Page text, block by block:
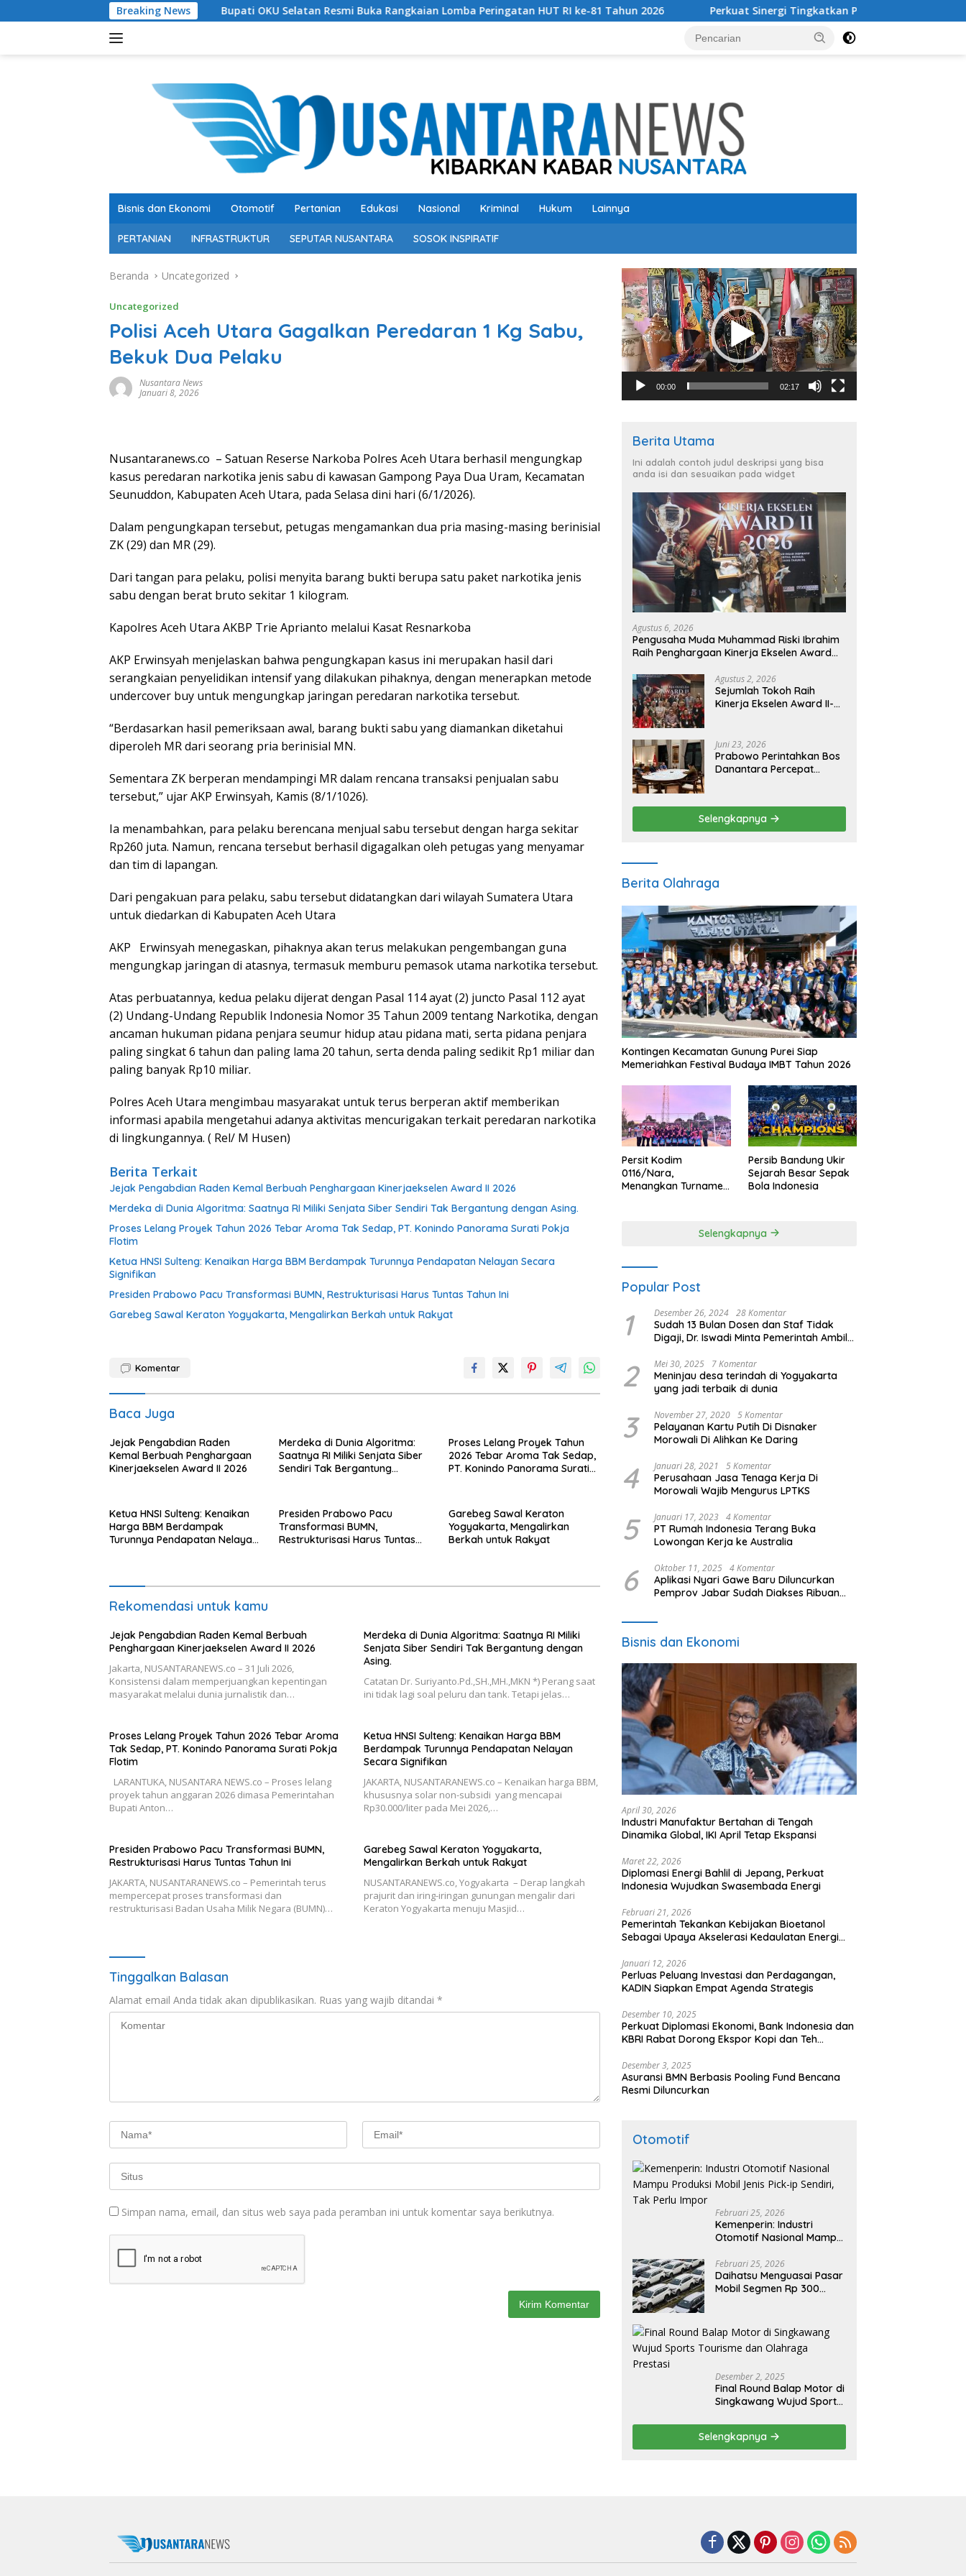
ke
Breaking News
Bupati OKU Selatan Resmi Buka Rangkaian Lomba Peringatan HUT RI ke-81 Tahun 2026 Perkuat Sinergi Tingkatkan Pendapatan Daerah, Bupati Terima
Bisnis dan Ekonomi Otomotif Pertanian Edukasi Nasional Kriminal Hukum Lainnya
PERTANIAN INFRASTRUKTUR SEPUTAR NUSANTARA SOSOK INSPIRATIF
Beranda Uncategorized
Uncategorized
Polisi Aceh Utara Gagalkan Peredaran 1 Kg Sabu,
Bekuk Dua Pelaku
Nusantara News
Januari 8, 2026
Nusantaranews.co – Satuan Reserse Narkoba Polres Aceh Utara berhasil mengungkap
kasus peredaran narkotika jenis sabu di kawasan Gampong Paya Dua Uram, Kecamatan
Seunuddon, Kabupaten Aceh Utara, pada Selasa dini hari (6/1/2026).
Dalam pengungkapan tersebut, petugas mengamankan dua pria masing-masing berinisial
ZK (29) dan MR (29).
Dari tangan para pelaku, polisi menyita barang bukti berupa satu paket narkotika jenis
sabu dengan berat bruto sekitar 1 kilogram.
Kapolres Aceh Utara AKBP Trie Aprianto melalui Kasat Resnarkoba
AKP Erwinsyah menjelaskan bahwa pengungkapan kasus ini merupakan hasil dari
serangkaian penyelidikan intensif yang dilakukan pihaknya, dengan menerapkan metode
undercover buy untuk mengungkap jaringan peredaran narkotika tersebut.
“Berdasarkan hasil pemeriksaan awal, barang bukti sabu yang diamankan diketahui
diperoleh MR dari seorang pria berinisial MN.
Sementara ZK berperan mendampingi MR dalam rencana transaksi penjualan sabu
tersebut,” ujar AKP Erwinsyah, Kamis (8/1/1026).
Ia menambahkan, para pelaku berencana menjual sabu tersebut dengan harga sekitar
Rp260 juta. Namun, rencana tersebut berhasil digagalkan oleh petugas yang menyamar
dan tim di lapangan.
Dari pengakuan para pelaku, sabu tersebut didatangkan dari wilayah Sumatera Utara
untuk diedarkan di Kabupaten Aceh Utara
AKP Erwinsyah menegaskan, pihaknya akan terus melakukan pengembangan guna
mengungkap jaringan di atasnya, termasuk memburu pemasok utama narkotika tersebut.
Atas perbuatannya, kedua pelaku dijerat dengan Pasal 114 ayat (2) juncto Pasal 112 ayat
(2) Undang-Undang Republik Indonesia Nomor 35 Tahun 2009 tentang Narkotika, dengan
ancaman hukuman pidana penjara seumur hidup atau pidana mati, serta pidana penjara
paling singkat 6 tahun dan paling lama 20 tahun, serta denda paling sedikit Rp1 miliar dan
paling banyak Rp10 miliar.
Polres Aceh Utara mengimbau masyarakat untuk terus berperan aktif memberikan
informasi apabila mengetahui adanya aktivitas mencurigakan terkait peredaran narkotika
di lingkungannya. ( Rel/ M Husen)
Berita Terkait
Jejak Pengabdian Raden Kemal Berbuah Penghargaan Kinerjaekselen Award II 2026
Merdeka di Dunia Algoritma: Saatnya RI Miliki Senjata Siber Sendiri Tak Bergantung dengan Asing.
Proses Lelang Proyek Tahun 2026 Tebar Aroma Tak Sedap, PT. Konindo Panorama Surati Pokja
Flotim
Ketua HNSI Sulteng: Kenaikan Harga BBM Berdampak Turunnya Pendapatan Nelayan Secara
Signifikan
Presiden Prabowo Pacu Transformasi BUMN, Restrukturisasi Harus Tuntas Tahun Ini
Garebeg Sawal Keraton Yogyakarta, Mengalirkan Berkah untuk Rakyat
Komentar
Baca Juga
Jejak Pengabdian Raden
Kemal Berbuah Penghargaan
Kinerjaekselen Award II 2026
Merdeka di Dunia Algoritma:
Saatnya RI Miliki Senjata Siber
Sendiri Tak Bergantung
Proses Lelang Proyek Tahun
2026 Tebar Aroma Tak Sedap,
PT. Konindo Panorama Surati
Ketua HNSI Sulteng: Kenaikan
Harga BBM Berdampak
Turunnya Pendapatan Nelayan
Presiden Prabowo Pacu
Transformasi BUMN,
Restrukturisasi Harus Tuntas
Garebeg Sawal Keraton
Yogyakarta, Mengalirkan
Berkah untuk Rakyat
Rekomendasi untuk kamu
Jejak Pengabdian Raden Kemal Berbuah
Penghargaan Kinerjaekselen Award II 2026
Jakarta, NUSANTARANEWS.co – 31 Juli 2026,
Konsistensi dalam memperjuangkan kepentingan
masyarakat melalui dunia jurnalistik dan…
Merdeka di Dunia Algoritma: Saatnya RI Miliki
Senjata Siber Sendiri Tak Bergantung dengan
Asing.
Catatan Dr. Suriyanto.Pd.,SH.,MH.,MKN *) Perang saat
ini tidak lagi soal peluru dan tank. Tetapi jelas…
Proses Lelang Proyek Tahun 2026 Tebar Aroma
Tak Sedap, PT. Konindo Panorama Surati Pokja
Flotim
LARANTUKA, NUSANTARA NEWS.co – Proses lelang
proyek tahun anggaran 2026 dimasa Pemerintahan
Bupati Anton…
Ketua HNSI Sulteng: Kenaikan Harga BBM
Berdampak Turunnya Pendapatan Nelayan
Secara Signifikan
JAKARTA, NUSANTARANEWS.co – Kenaikan harga BBM,
khususnya solar non-subsidi yang mencapai
Rp30.000/liter pada Mei 2026,…
Presiden Prabowo Pacu Transformasi BUMN,
Restrukturisasi Harus Tuntas Tahun Ini
JAKARTA, NUSANTARANEWS.co – Pemerintah terus
mempercepat proses transformasi dan
restrukturisasi Badan Usaha Milik Negara (BUMN)…
Garebeg Sawal Keraton Yogyakarta,
Mengalirkan Berkah untuk Rakyat
NUSANTARANEWS.co, Yogyakarta – Derap langkah
prajurit dan iring-iringan gunungan mengalir dari
Keraton Yogyakarta menuju Masjid…
Tinggalkan Balasan
Alamat email Anda tidak akan dipublikasikan. Ruas yang wajib ditandai *
Simpan nama, email, dan situs web saya pada peramban ini untuk komentar saya berikutnya.
Pemutar
Video
00:00 02:17
Berita Utama
Ini adalah contoh judul deskripsi yang bisa
anda isi dan sesuaikan pada widget
Agustus 6, 2026
Pengusaha Muda Muhammad Riski Ibrahim
Raih Penghargaan Kinerja Ekselen Award
Agustus 2, 2026
Sejumlah Tokoh Raih
Kinerja Ekselen Award II-
Juni 23, 2026
Prabowo Perintahkan Bos
Danantara Percepat
Ekonomi Baru
Selengkapnya
Berita Olahraga
Kontingen Kecamatan Gunung Purei Siap
Memeriahkan Festival Budaya IMBT Tahun 2026
Persit Kodim
0116/Nara,
Menangkan Turnamen
Persib Bandung Ukir
Sejarah Besar Sepak
Bola Indonesia
Selengkapnya
Popular Post
1 Desember 26, 2024 28 Komentar
Sudah 13 Bulan Dosen dan Staf Tidak
Digaji, Dr. Iswadi Minta Pemerintah Ambil
2 Mei 30, 2025 7 Komentar
Meninjau desa terindah di Yogyakarta
yang jadi terbaik di dunia
3 November 27, 2020 5 Komentar
Pelayanan Kartu Putih Di Disnaker
Morowali Di Alihkan Ke Daring
4 Januari 28, 2021 5 Komentar
Perusahaan Jasa Tenaga Kerja Di
Morowali Wajib Mengurus LPTKS
5 Januari 17, 2023 4 Komentar
PT Rumah Indonesia Terang Buka
Lowongan Kerja ke Australia
6 Oktober 11, 2025 4 Komentar
Aplikasi Nyari Gawe Baru Diluncurkan
Pemprov Jabar Sudah Diakses Ribuan
Bisnis dan Ekonomi
April 30, 2026
Industri Manufaktur Bertahan di Tengah
Dinamika Global, IKI April Tetap Ekspansi
Maret 22, 2026
Diplomasi Energi Bahlil di Jepang, Perkuat
Indonesia Wujudkan Swasembada Energi
Februari 21, 2026
Pemerintah Tekankan Kebijakan Bioetanol
Sebagai Upaya Akselerasi Kedaulatan Energi
Januari 12, 2026
Perluas Peluang Investasi dan Perdagangan,
KADIN Siapkan Empat Agenda Strategis
Desember 10, 2025
Perkuat Diplomasi Ekonomi, Bank Indonesia dan
KBRI Rabat Dorong Ekspor Kopi dan Teh
Desember 3, 2025
Asuransi BMN Berbasis Pooling Fund Bencana
Resmi Diluncurkan
Otomotif
Februari 25, 2026
Kemenperin: Industri
Otomotif Nasional Mampu
ip Sendiri, Tak Perlu Impor
Februari 25, 2026
Daihatsu Menguasai Pasar
Mobil Segmen Rp 300
Desember 2, 2025
Final Round Balap Motor di
Singkawang Wujud Sports
Prestasi
Selengkapnya